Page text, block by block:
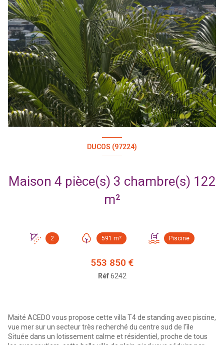
DUCOS (97224)
Maison 4 pièce(s) 3 chambre(s) 122
m²
2 591 m² Piscine
553 850 €
Réf6242
Maité ACEDO vous propose cette villa T4 de standing avec piscine,
vue mer sur un secteur très recherché du centre sud de l'île
Située dans un lotissement calme et résidentiel, proche de tous